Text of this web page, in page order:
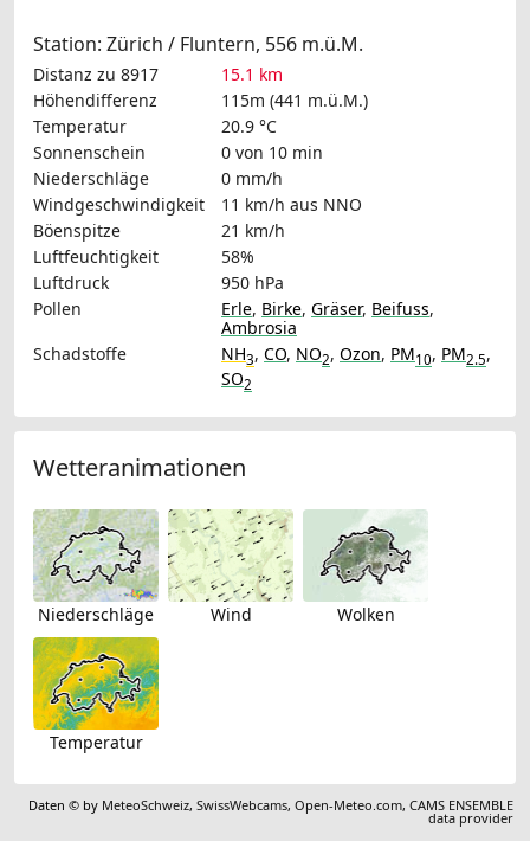
Station: Zürich / Fluntern, 556 m.ü.M.
Distanz zu 8917
15.1 km
Höhendifferenz
115m (441 m.ü.M.)
Temperatur
20.9 °C
Sonnenschein
0 von 10 min
Niederschläge
0 mm/h
Windgeschwindigkeit
11 km/h aus NNO
Böenspitze
21 km/h
Luftfeuchtigkeit
58%
Luftdruck
950 hPa
Pollen
Erle, Birke, Gräser, Beifuss,
Ambrosia
Schadstoffe
NH3, CO, NO2, Ozon, PM10, PM2.5,
SO2
Wetteranimationen
Niederschläge Wind Wolken
Temperatur
Daten © by MeteoSchweiz,SwissWebcams,Open-Meteo.com,CAMS ENSEMBLE
data provider